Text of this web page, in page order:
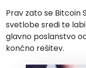
Prav zato se Bitcoin
svetlobe sredi te
glavno poslanstvo
končno rešitev.